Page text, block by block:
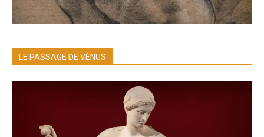
LE PASSAGE DE VÉNUS